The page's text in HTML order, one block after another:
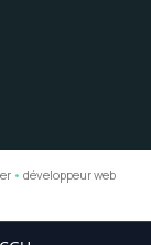
• développeur web